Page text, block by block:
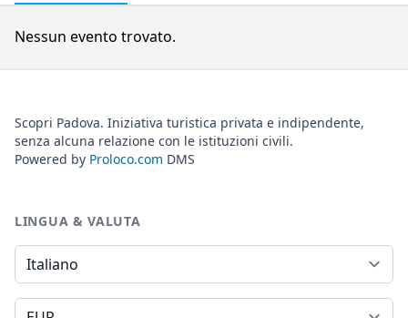
Nessun evento trovato.
Scopri Padova. Iniziativa turistica privata e indipendente,
senza alcuna relazione con le istituzioni civili.
Powered by Proloco.com DMS
LINGUA & VALUTA
Lingua
Valuta